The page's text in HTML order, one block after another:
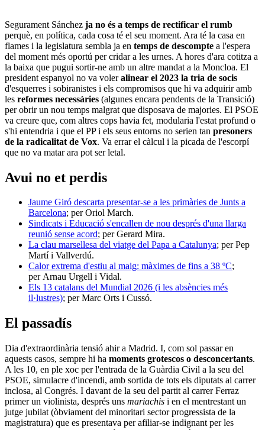
Segurament Sánchez ja no és a temps de rectificar el rumb
perquè, en política, cada cosa té el seu moment. Ara té la casa en
flames i la legislatura sembla ja en temps de descompte a l'espera
del moment més oportú per cridar a les urnes. A hores d'ara cotitza a
la baixa que pugui sortir-ne amb un altre mandat a la Moncloa. El
president espanyol no va voleralinear el 2023 la tria de socis
d'esquerres i sobiranistes i els compromisos que hi va adquirir amb
les reformes necessàries (algunes encara pendents de la Transició)
per obrir un nou temps malgrat que disposava de majories. El PSOE
va creure que, com altres cops havia fet, modularia l'estat profund o
s'hi entendria i que el PP i els seus entorns no serien tan presoners
de la radicalitat de Vox. Va errar el càlcul i la picada de l'escorpí
que no va matar ara pot ser letal.
Avui no et perdis
Jaume Giró descarta presentar-se a les primàries de Junts a
Barcelona; per Oriol March.
Sindicats i Educació s'encallen de nou després d'una llarga
reunió sense acord; per Gerard Mira.
La clau marsellesa del viatge del Papa a Catalunya; per Pep
Martí i Vallverdú.
Calor extrema d'estiu al maig: màximes de fins a 38 ºC;
per Arnau Urgell i Vidal.
Els 13 catalans del Mundial 2026 (i les absències més
il·lustres); per Marc Orts i Cussó.
El passadís
Dia d'extraordinària tensió ahir a Madrid. I, com sol passar en
aquests casos, sempre hi ha moments grotescos o desconcertants.
A les 10, en ple xoc per l'entrada de la Guàrdia Civil a la seu del
PSOE, simulacre d'incendi, amb sortida de tots els diputats al carrer
inclosa, al Congrés. I davant de la seu del partit al carrer Ferraz
primer un violinista, després uns mariachis i en el mentrestant un
jutge jubilat (òbviament del minoritari sector progressista de la
magistratura) que es presentava per afiliar-se indignant per les